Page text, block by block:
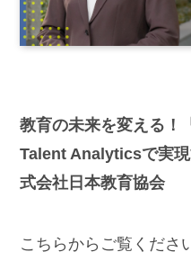
教育の未来を変える！
Talent Analyticsで実
式会社日本教育協会
こちらからご覧くださ